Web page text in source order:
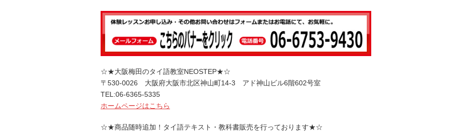
☆★大阪梅田のタイ語教室NEOSTEP★☆
〒530-0026 大阪府大阪市北区神山町14-3 アド神山ビル6階602号室
TEL:06-6365-5335
ホームページはこちら
☆★商品随時追加！タイ語テキスト・教科書販売を行っております★☆